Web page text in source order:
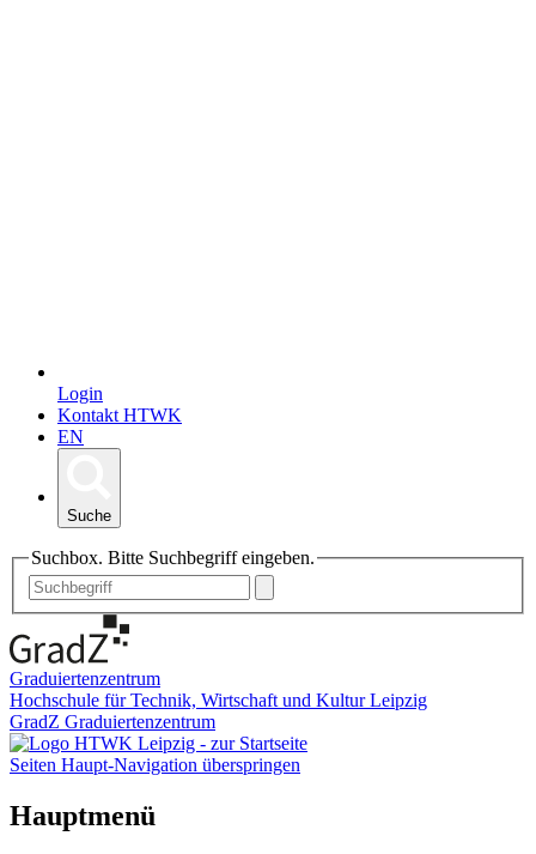
Login
Kontakt HTWK
EN
Suche
Suchbox. Bitte Suchbegriff eingeben.
Graduiertenzentrum
Hochschule für Technik, Wirtschaft und Kultur Leipzig
GradZ Graduiertenzentrum
Seiten Haupt-Navigation überspringen
Hauptmenü